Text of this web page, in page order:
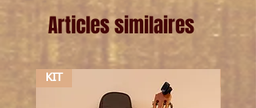
Cantiga bassen:
rijke, stevige klank, iets
warmer dan Corum
Cantiga Premium bassen:
subtieler en
meer gedefinieerd dan gewone Cantiga
bassen
3. Spanning: normal tension, high tension of
Articles similaires
KIT